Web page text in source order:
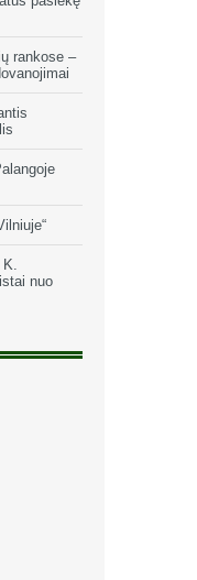
rankose –
nuo